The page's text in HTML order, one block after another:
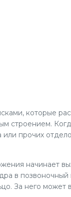
которые
строением.
прочих
начинает
в позвоночный
За него может